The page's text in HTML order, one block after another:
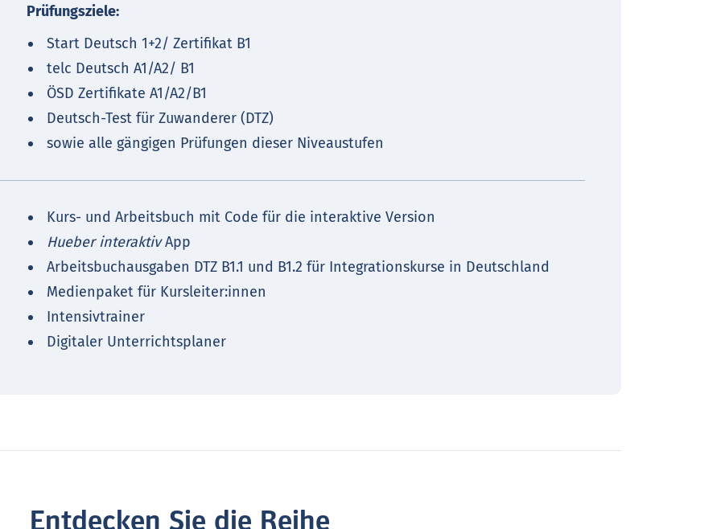
Prüfungsziele:
Start Deutsch 1+2/ Zertifikat B1
telc Deutsch A1/A2/ B1
ÖSD Zertifikate A1/A2/B1
Deutsch-Test für Zuwanderer (DTZ)
sowie alle gängigen Prüfungen dieser Niveaustufen
Kurs- und Arbeitsbuch mit Code für die interaktive Version
Hueber interaktivApp
Arbeitsbuchausgaben DTZ B1.1 und B1.2 für Integrationskurse in Deutschland
Medienpaket für Kursleiter:innen
Intensivtrainer
Digitaler Unterrichtsplaner
Entdecken Sie die Reihe